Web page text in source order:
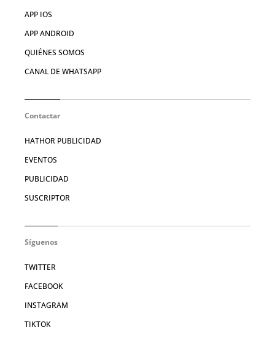
APP IOS
APP ANDROID
QUIÉNES SOMOS
CANAL DE WHATSAPP
Contactar
HATHOR PUBLICIDAD
EVENTOS
PUBLICIDAD
SUSCRIPTOR
Síguenos
TWITTER
FACEBOOK
INSTAGRAM
TIKTOK